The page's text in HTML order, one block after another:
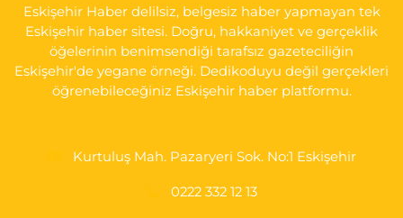
0 (222) 237 75 17 Yol Tarifi Al
Eskişehir Haber delilsiz, belgesiz haber yapmayan tek
Eskişehir haber sitesi. Doğru, hakkaniyet ve gerçeklik
öğelerinin benimsendiği tarafsız gazeteciliğin
Eskişehir'de yegane örneği. Dedikoduyu değil gerçekleri
öğrenebileceğiniz Eskişehir haber platformu.
Kurtuluş Mah. Pazaryeri Sok. No:1 Eskişehir
0222 332 12 13